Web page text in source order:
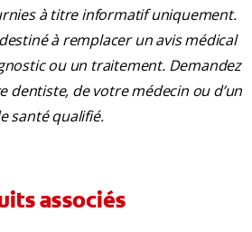
à titre informatif uniquement.
à remplacer un avis médical
ou un traitement. Demandez
dentiste, de votre médecin ou d’un
santé qualifié.
associés